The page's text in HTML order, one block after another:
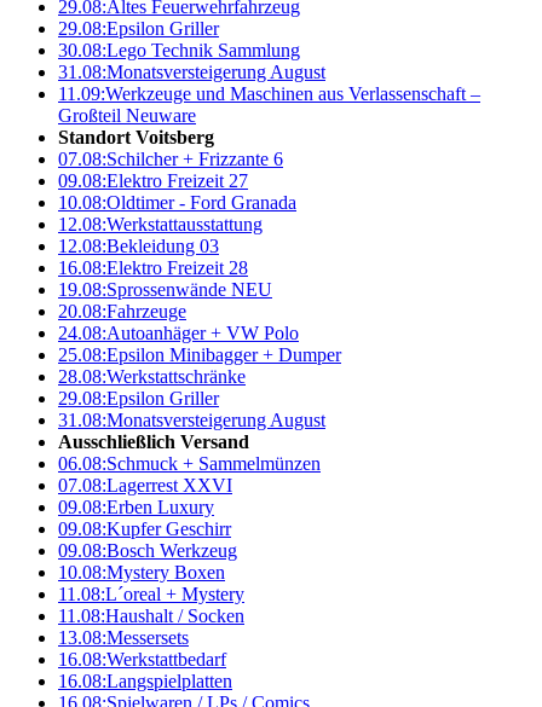
29.08:Altes Feuerwehrfahrzeug
29.08:Epsilon Griller
30.08:Lego Technik Sammlung
31.08:Monatsversteigerung August
11.09:Werkzeuge und Maschinen aus Verlassenschaft –
Großteil Neuware
Standort Voitsberg
07.08:Schilcher + Frizzante 6
09.08:Elektro Freizeit 27
10.08:Oldtimer - Ford Granada
12.08:Werkstattausstattung
12.08:Bekleidung 03
16.08:Elektro Freizeit 28
19.08:Sprossenwände NEU
20.08:Fahrzeuge
24.08:Autoanhäger + VW Polo
25.08:Epsilon Minibagger + Dumper
28.08:Werkstattschränke
29.08:Epsilon Griller
31.08:Monatsversteigerung August
Ausschließlich Versand
06.08:Schmuck + Sammelmünzen
07.08:Lagerrest XXVI
09.08:Erben Luxury
09.08:Kupfer Geschirr
09.08:Bosch Werkzeug
10.08:Mystery Boxen
11.08:L´oreal + Mystery
11.08:Haushalt / Socken
13.08:Messersets
16.08:Werkstattbedarf
16.08:Langspielplatten
16.08:Spielwaren / LPs / Comics